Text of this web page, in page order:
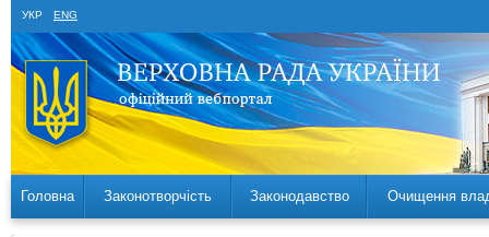
УКР ENG
Головна Законотворчість Законодавство Очищення